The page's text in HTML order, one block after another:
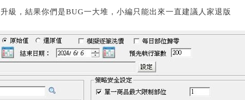
級，結果你們是BUG一大堆，小編只能出來一直建議人家退版